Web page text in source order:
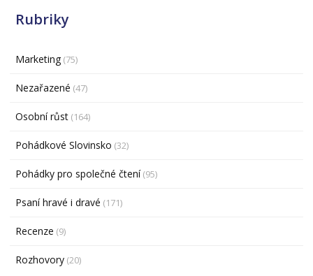
Rubriky
Marketing (75)
Nezařazené (47)
Osobní růst (164)
Pohádkové Slovinsko (32)
Pohádky pro společné čtení(95)
Psaní hravé i dravé (171)
Recenze (9)
Rozhovory (20)